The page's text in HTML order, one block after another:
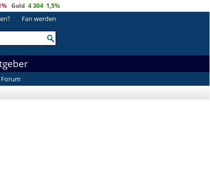
Gold 4 304 1,5%
Fan werden
Forum